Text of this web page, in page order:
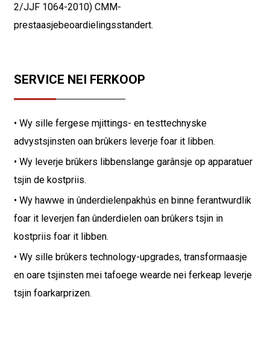
2/JJF 1064-2010) CMM-
prestaasjebeoardielingsstandert.
SERVICE NEI FERKOOP
• Wy sille fergese mjittings- en testtechnyske
advystsjinsten oan brûkers leverje foar it libben.
• Wy leverje brûkers libbenslange garânsje op apparatuer
tsjin de kostpriis.
• Wy hawwe in ûnderdielenpakhús en binne ferantwurdlik
foar it leverjen fan ûnderdielen oan brûkers tsjin in
kostpriis foar it libben.
• Wy sille brûkers technology-upgrades, transformaasje
en oare tsjinsten mei tafoege wearde nei ferkeap leverje
tsjin foarkarprizen.